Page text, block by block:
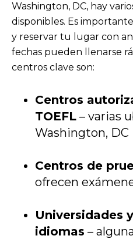
Washington, DC, hay
disponibles. Es
y reservar tu lugar con
fechas pueden llenarse
centros clave son:
Centros
TOEFL – varias
Washington, DC
Centros de
ofrecen
Universidades
idiomas –